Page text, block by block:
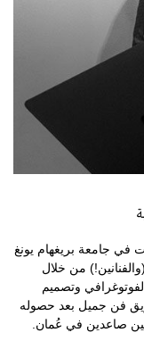
في جامعة بريغهام يونغ
من خلال
وتصميم
فن جميل بعد حصوله
صاعدين في عُمان.